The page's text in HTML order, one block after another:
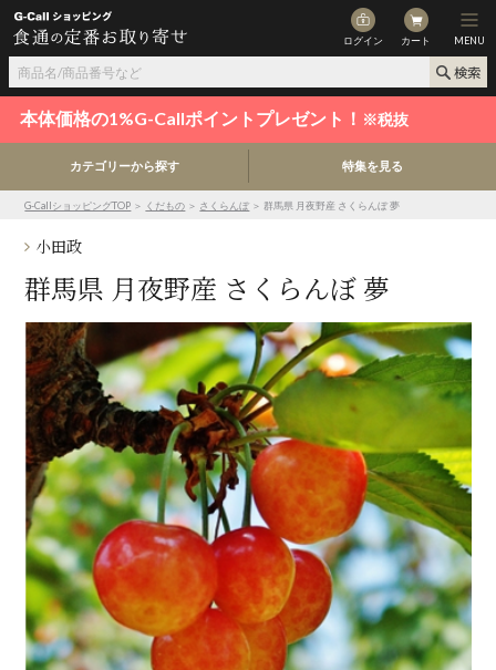
ログイン カート MENU
本体価格の1%G-Callポイントプレゼント！ ※税抜
カテゴリーから探す 特集を見る
G-CallショッピングTOP ＞ くだもの ＞ さくらんぼ ＞ 群馬県 月夜野産 さくらんぼ 夢
小田政
群馬県 月夜野産 さくらんぼ 夢